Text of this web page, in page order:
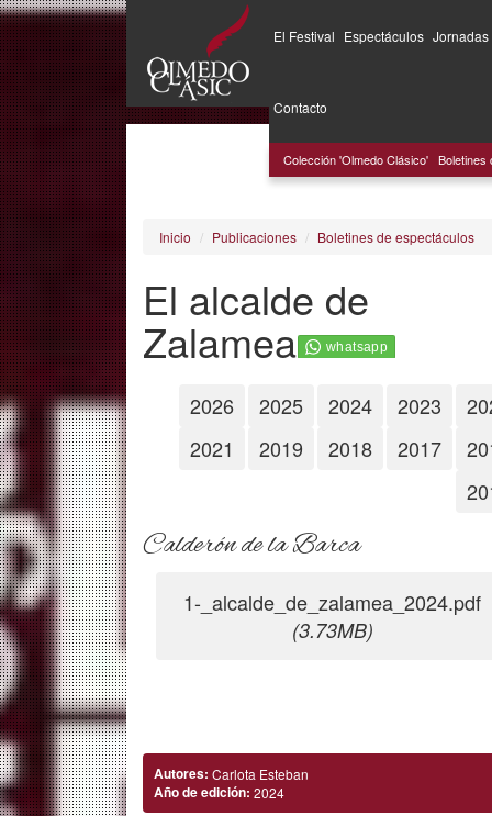
Pasar
al
contenido
principal
El Festival Espectáculos Jornadas
Colección 'Olmedo Clásico' Boletines
Contacto
Inicio Publicaciones Boletines de espectáculos
El alcalde de
Zalamea
2026 2025 2024 2023
2021
2019 2018 2017
Calderón de la Barca
1-_alcalde_de_zalamea_2024.pdf
(3.73MB)
Autores: Carlota Esteban
Año de edición: 2024